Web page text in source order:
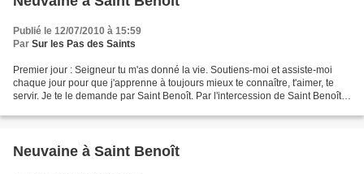
Publié le 12/07/2010 à 15:59
Par Sur les Pas des Saints
Premier jour : Seigneur tu m'as donné la vie. Soutiens-moi et assiste-moi
chaque jour pour que j'apprenne à toujours mieux te connaître, t'aimer, te
servir. Je te le demande par Saint Benoît. Par l'intercession de Saint Benoît,
Neuvaine à Saint Benoît